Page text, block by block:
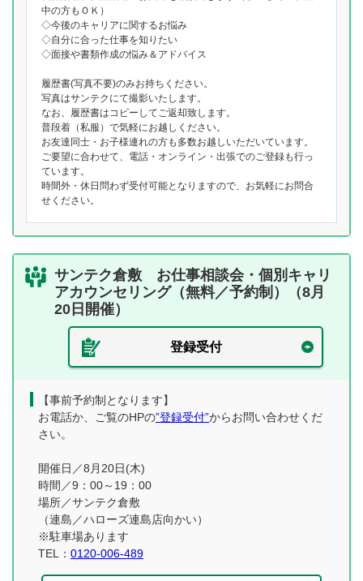
中の方もＯＫ）
◇今後のキャリアに関するお悩み
◇自分に合った仕事を知りたい
◇面接や書類作成の悩み＆アドバイス
履歴書(写真不要)のみお持ちください。
写真はサンテクにて撮影いたします。
なお、履歴書はコピーしてご返却致します。
普段着（私服）で気軽にお越しください。
お友達同士・お子様連れの方も多数お越しいただいています。
ご要望に合わせて、電話・オンライン・出張でのご登録も行っ
ています。
時間外・休日問わず受付可能となりますので、お気軽にお問合
せください。
サンテク倉敷 お仕事相談会・個別キャリ
アカウンセリング（無料／予約制）（8月
20日開催）
登録受付
【事前予約制となります】
お電話か、ご覧のHPの”登録受付”からお問い合わせくだ
さい。
開催日／8月20日(木)
時間／9：00～19：00
場所／サンテク倉敷
（連島／ハローズ連島店向かい）
※駐車場あります
TEL： 0120-006-489